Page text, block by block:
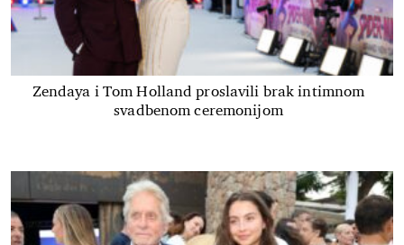
Zendaya i Tom Holland proslavili brak intimnom
svadbenom ceremonijom